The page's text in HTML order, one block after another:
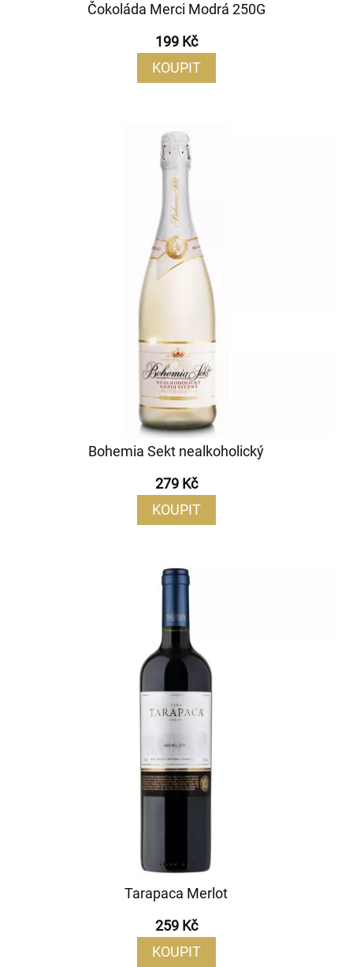
Čokoláda Merci Modrá 250G
199 Kč
KOUPIT
Bohemia Sekt nealkoholický
279 Kč
KOUPIT
Tarapaca Merlot
259 Kč
KOUPIT